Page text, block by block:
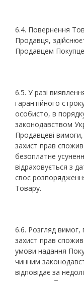
6.4. Повернення
Продавця,
Продавцем
6.5. У разі
гарантійного
особисто, в
законодавством
Продавцеві
захист прав
безоплатне
відраховується з
своє
Товару.
6.6. Розгляд
захист прав
умови надання
чинним
відповідає за